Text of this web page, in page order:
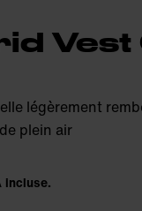
Vest
légèrement
plein air
incluse.